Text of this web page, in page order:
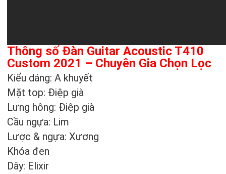
Thông số Đàn Guitar Acoustic T410
Custom 2021 – Chuyên Gia Chọn Lọc
Kiểu dáng: A khuyết
Mặt top: Điệp già
Lưng hông: Điệp già
Cầu ngựa: Lim
Lược & ngựa: Xương
Khóa đen
Dây: Elixir